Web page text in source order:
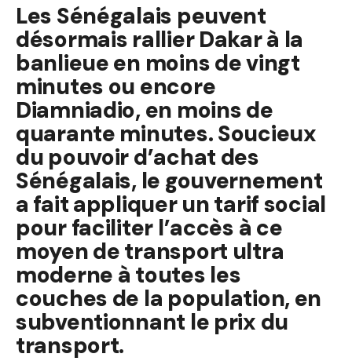
Les Sénégalais peuvent
désormais rallier Dakar à la
banlieue en moins de vingt
minutes ou encore
Diamniadio, en moins de
quarante minutes. Soucieux
du pouvoir d’achat des
Sénégalais, le gouvernement
a fait appliquer un tarif social
pour faciliter l’accès à ce
moyen de transport ultra
moderne à toutes les
couches de la population, en
subventionnant le prix du
transport.